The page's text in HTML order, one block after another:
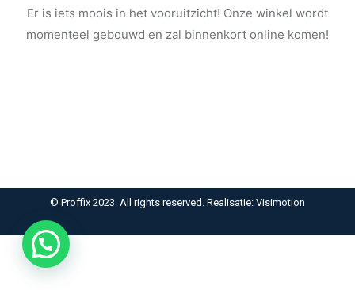
Er is iets moois in het vooruitzicht! Onze winkel wordt
momenteel gebouwd en zal binnenkort online komen!
© Proffix 2023. All rights reserved. Realisatie: Visimotion